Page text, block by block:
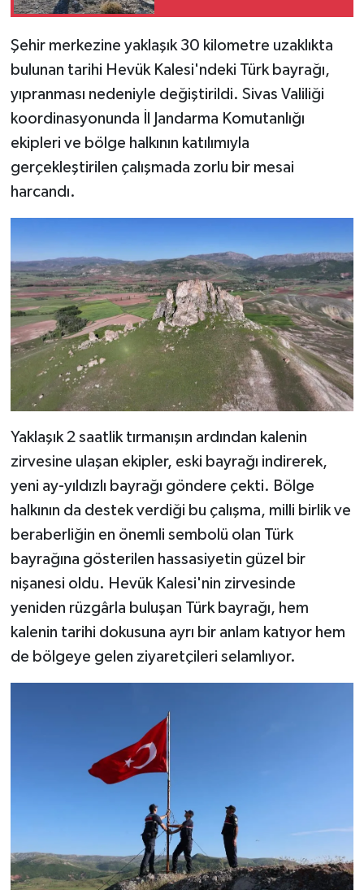
Şehir merkezine yaklaşık 30 kilometre uzaklıkta
bulunan tarihi Hevük Kalesi'ndeki Türk bayrağı,
yıpranması nedeniyle değiştirildi. Sivas Valiliği
koordinasyonunda İl Jandarma Komutanlığı
ekipleri ve bölge halkının katılımıyla
gerçekleştirilen çalışmada zorlu bir mesai
harcandı.
Yaklaşık 2 saatlik tırmanışın ardından kalenin
zirvesine ulaşan ekipler, eski bayrağı indirerek,
yeni ay-yıldızlı bayrağı göndere çekti. Bölge
halkının da destek verdiği bu çalışma, milli birlik ve
beraberliğin en önemli sembolü olan Türk
bayrağına gösterilen hassasiyetin güzel bir
nişanesi oldu. Hevük Kalesi'nin zirvesinde
yeniden rüzgârla buluşan Türk bayrağı, hem
kalenin tarihi dokusuna ayrı bir anlam katıyor hem
de bölgeye gelen ziyaretçileri selamlıyor.